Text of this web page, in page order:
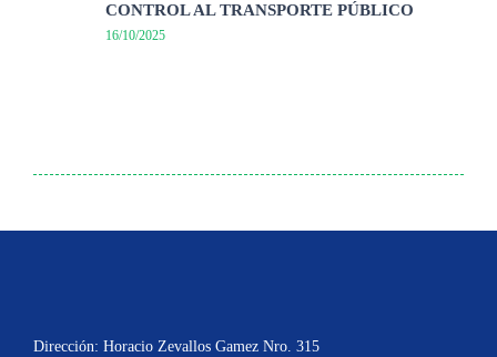
CONTROL AL TRANSPORTE PÚBLICO
16/10/2025
Dirección: Horacio Zevallos Gamez Nro. 315